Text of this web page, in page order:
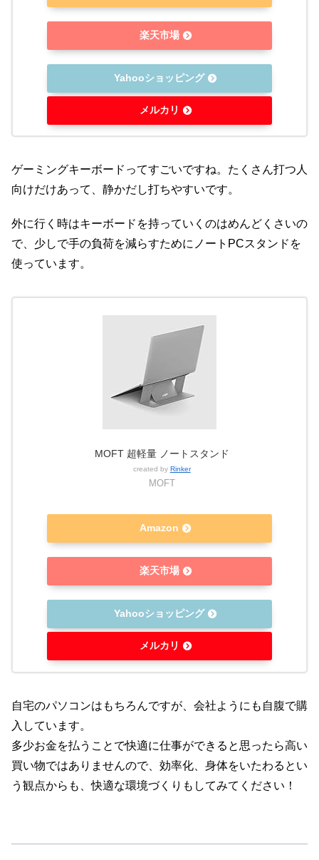
楽天市場
Yahooショッピング
メルカリ
ゲーミングキーボードってすごいですね。たくさん打つ人
向けだけあって、静かだし打ちやすいです。
外に行く時はキーボードを持っていくのはめんどくさいの
で、少しで手の負荷を減らすためにノートPCスタンドを
使っています。
MOFT 超軽量 ノートスタンド
created by Rinker
MOFT
Amazon
楽天市場
Yahooショッピング
メルカリ
自宅のパソコンはもちろんですが、会社ようにも自腹で購
入しています。
多少お金を払うことで快適に仕事ができると思ったら高い
買い物ではありませんので、効率化、身体をいたわるとい
う観点からも、快適な環境づくりもしてみてください！